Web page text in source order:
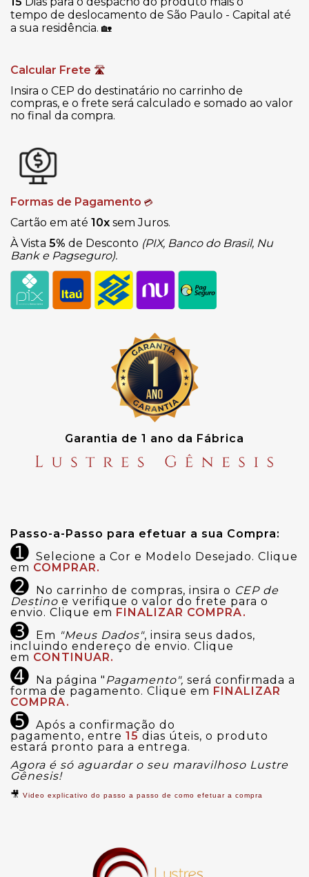
tempo de deslocamento de São Paulo - Capital até
a sua residência. 🏡
Calcular Frete 🛣
Insira o CEP do destinatário no carrinho de
compras, e o frete será calculado e somado ao valor
no final da compra.
Formas de Pagamento 💳
Cartão em até 10x sem Juros.
À Vista 5% de Desconto (PIX, Banco do Brasil, Nu
Bank e Pagseguro).
Garantia de 1 ano da Fábrica
Passo-a-Passo para efetuar a sua Compra:
➊ Selecione a Cor e Modelo Desejado. Clique
em COMPRAR.
➋ No carrinho de compras, insira o CEP de
Destino e verifique o valor do frete para o
envio. Clique em FINALIZAR COMPRA.
➌ Em "Meus Dados", insira seus dados,
incluindo endereço de envio. Clique
em CONTINUAR.
➍ Na página " Pagamento", será confirmada a
forma de pagamento. Clique em FINALIZAR
COMPRA.
➎ Após a confirmação do
pagamento, entre 15 dias úteis, o produto
estará pronto para a entrega.
Agora é só aguardar o seu maravilhoso Lustre
Gênesis!
🎥 Video explicativo do passo a passo de como efetuar a compra